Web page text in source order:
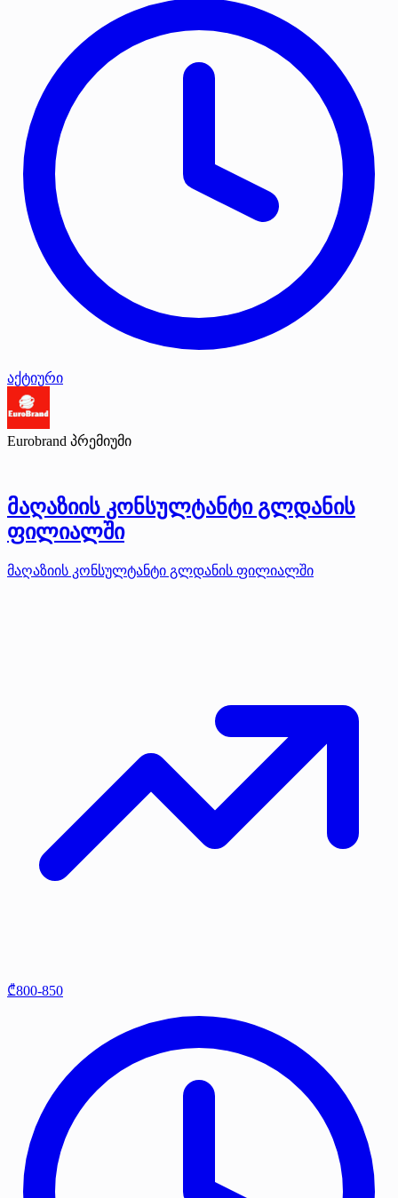
აქტიური
Eurobrand პრემიუმი
მაღაზიის კონსულტანტი გლდანის
ფილიალში
მაღაზიის კონსულტანტი გლდანის ფილიალში
₾800-850